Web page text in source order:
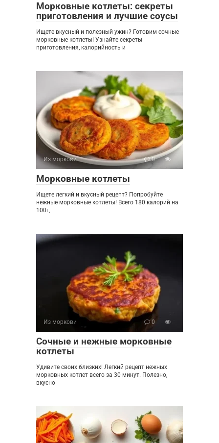
Морковные котлеты: секреты
приготовления и лучшие соусы
Ищете вкусный и полезный ужин? Готовим сочные
морковные котлеты! Узнайте секреты
приготовления, калорийность и
Из моркови 0
Морковные котлеты
Ищете легкий и вкусный рецепт? Попробуйте
нежные морковные котлеты! Всего 180 калорий на
100г,
Из моркови 0
Сочные и нежные морковные
котлеты
Удивите своих близких! Легкий рецепт нежных
морковных котлет всего за 30 минут. Полезно,
вкусно